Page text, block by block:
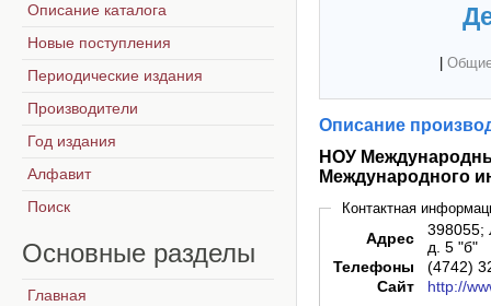
Описание
НОУ
Международного
Контактная
Адрес
398055;
д. 5 "б"
Телефоны
(4742)
Сайт
http://
Описание каталога
Новые поступления
Периодические издания
Производители
Год издания
Алфавит
Поиск
Основные разделы
Главная